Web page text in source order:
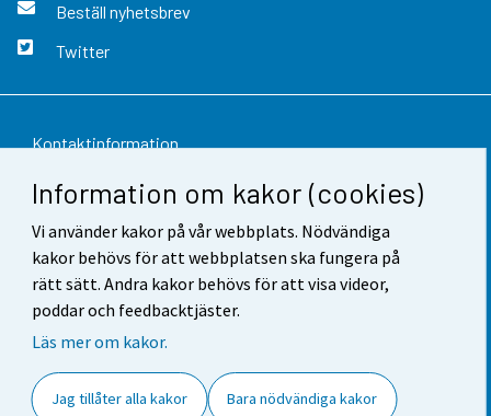
Information om kakor (cookies)
Vi använder kakor på vår webbplats. Nödvändiga
kakor behövs för att webbplatsen ska fungera på
rätt sätt. Andra kakor behövs för att visa videor,
poddar och feedbacktjäster.
Läs mer om kakor.
Jag tillåter alla kakor Bara nödvändiga kakor
Beställ nyhetsbrev
Twitter
Kontaktinformation
Respons
Användarvillkor
Dataskydd
Tillgänglighet
Cookie-inställningar